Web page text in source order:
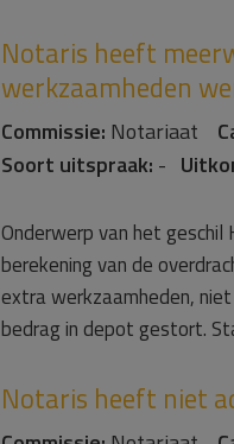
Notaris heeft
werkzaamheden
Commissie: Notariaat
Soort uitspraak: -
Onderwerp van het
berekening van de
extra werkzaamheden,
bedrag in depot gestort.
Notaris heeft niet